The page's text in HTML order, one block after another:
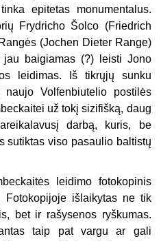
epitetas monumentalus.
Frydricho Šolco (Friedrich
(Jochen Dieter Range)
baigiamas (?) leisti Jono
leidimas. Iš tikrųjų sunku
Volfenbiutelio postilės
už tokį sizifišką, daug
darbą, kuris, be
sutiktas viso pasaulio baltistų
leidimo fotokopinis
Fotokopijoje išlaikytas ne tik
bet ir rašysenos ryškumas.
taip pat vargu ar gali